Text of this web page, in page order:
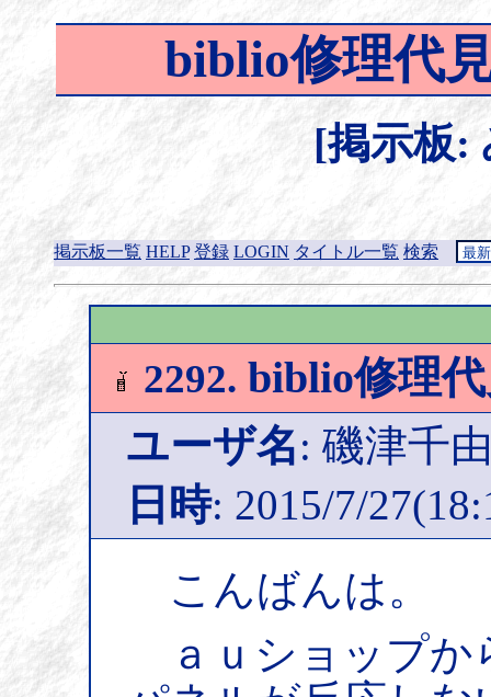
biblio修理代
[掲示板:
掲示板一覧 HELP 登録 LOGIN タイトル一覧 検索
2292. biblio修理
ユーザ名: 磯津千
日時: 2015/7/
こんばんは。
ａｕショップか